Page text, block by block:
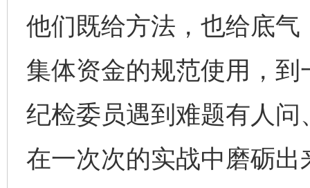
他们既给方法，也给底
集体资金的规范使用，
纪检委员遇到难题有人
在一次次的实战中磨砺出
完善运行机制助力责任有效落实